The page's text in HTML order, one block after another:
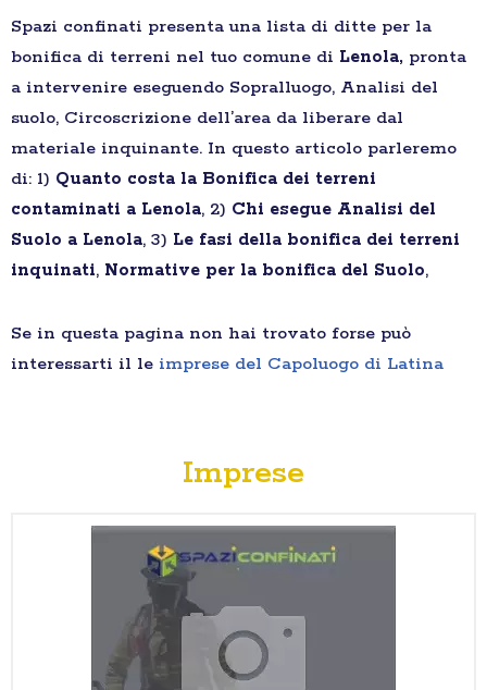
Spazi confinati presenta una lista di ditte per la
bonifica di terreni nel tuo comune di Lenola, pronta
a intervenire eseguendo Sopralluogo, Analisi del
suolo, Circoscrizione dell’area da liberare dal
materiale inquinante. In questo articolo parleremo
di: 1) Quanto costa la Bonifica dei terreni
contaminati a Lenola, 2) Chi esegue Analisi del
Suolo a Lenola, 3) Le fasi della bonifica dei terreni
inquinati, Normative per la bonifica del Suolo,
Se in questa pagina non hai trovato forse può
interessarti il le imprese del Capoluogo di Latina
Imprese